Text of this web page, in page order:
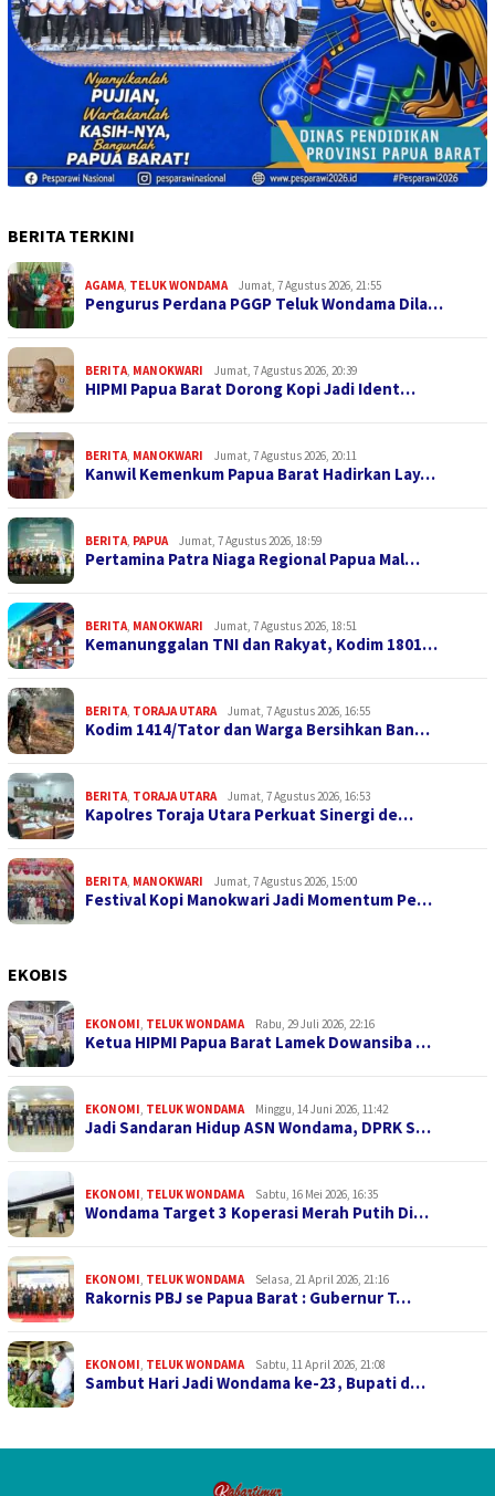
BERITA TERKINI
AGAMA, TELUK WONDAMA Jumat, 7 Agustus 2026, 21:55
Pengurus Perdana PGGP Teluk Wondama Dila…
BERITA, MANOKWARI Jumat, 7 Agustus 2026, 20:39
HIPMI Papua Barat Dorong Kopi Jadi Ident…
BERITA, MANOKWARI Jumat, 7 Agustus 2026, 20:11
Kanwil Kemenkum Papua Barat Hadirkan Lay…
BERITA, PAPUA Jumat, 7 Agustus 2026, 18:59
Pertamina Patra Niaga Regional Papua Mal…
BERITA, MANOKWARI Jumat, 7 Agustus 2026, 18:51
Kemanunggalan TNI dan Rakyat, Kodim 1801…
BERITA, TORAJA UTARA Jumat, 7 Agustus 2026, 16:55
Kodim 1414/Tator dan Warga Bersihkan Ban…
BERITA, TORAJA UTARA Jumat, 7 Agustus 2026, 16:53
Kapolres Toraja Utara Perkuat Sinergi de…
BERITA, MANOKWARI Jumat, 7 Agustus 2026, 15:00
Festival Kopi Manokwari Jadi Momentum Pe…
EKOBIS
EKONOMI, TELUK WONDAMA Rabu, 29 Juli 2026, 22:16
Ketua HIPMI Papua Barat Lamek Dowansiba …
EKONOMI, TELUK WONDAMA Minggu, 14 Juni 2026, 11:42
Jadi Sandaran Hidup ASN Wondama, DPRK S…
EKONOMI, TELUK WONDAMA Sabtu, 16 Mei 2026, 16:35
Wondama Target 3 Koperasi Merah Putih Di…
EKONOMI, TELUK WONDAMA Selasa, 21 April 2026, 21:16
Rakornis PBJ se Papua Barat : Gubernur T…
EKONOMI, TELUK WONDAMA Sabtu, 11 April 2026, 21:08
Sambut Hari Jadi Wondama ke-23, Bupati d…